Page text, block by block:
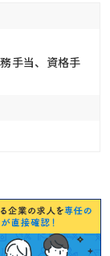
手当、資格手